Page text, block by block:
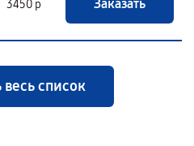
3450 р Заказать
весь список